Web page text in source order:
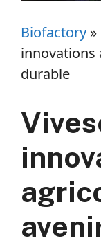
Biofactory »
innovations
durable